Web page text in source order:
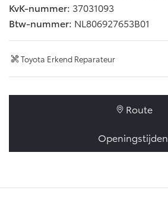
KvK-nummer: 37031093
Btw-nummer: NL806927653B01
Toyota Erkend Reparateur
Route
Openingstijden